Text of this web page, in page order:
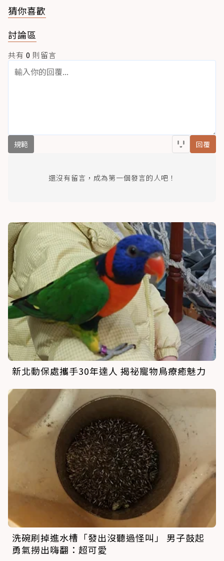
猜你喜歡
討論區
共有 0 則留言
規範 回覆
還沒有留言，成為第一個發言的人吧！
新北動保處攜手30年達人 揭祕寵物鳥療癒魅力
洗碗刷掉進水槽「發出沒聽過怪叫」 男子鼓起
勇氣撈出嗨翻：超可愛